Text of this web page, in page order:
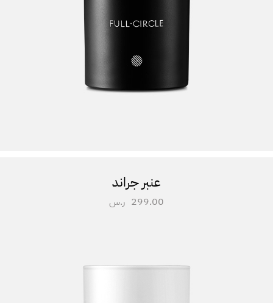
عنبر جراند
299.00 ر.س